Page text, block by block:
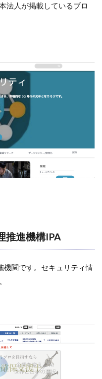
法人が掲載しているブロ
推進機構IPA
機関です。セキュリティ情